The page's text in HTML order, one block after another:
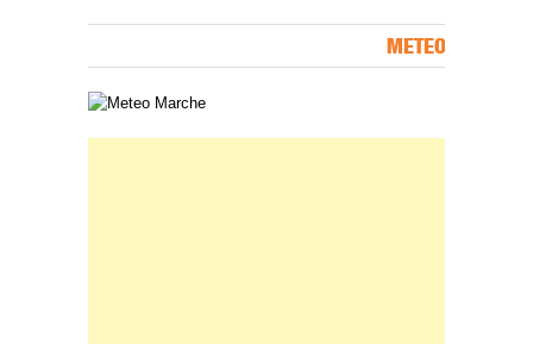
METEO
Carta meteorologica delle Marche